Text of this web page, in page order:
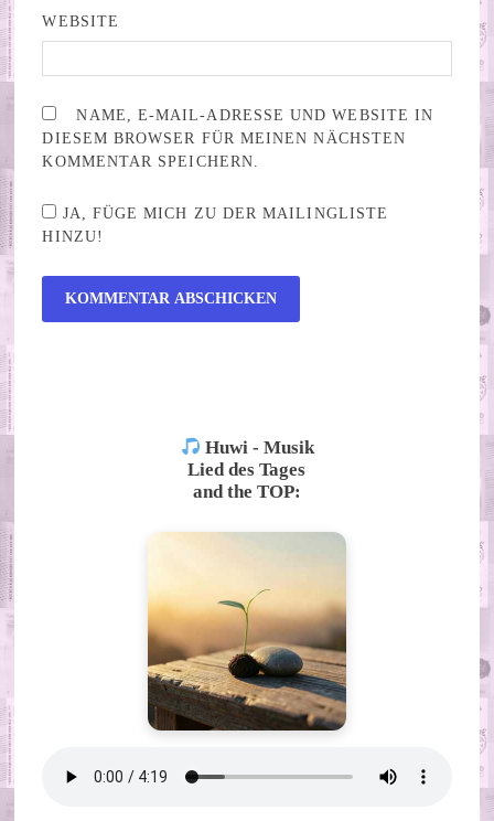
WEBSITE
NAME, E-MAIL-ADRESSE UND WEBSITE IN
DIESEM BROWSER FÜR MEINEN NÄCHSTEN
KOMMENTAR SPEICHERN.
JA, FÜGE MICH ZU DER MAILINGLISTE
HINZU!
Huwi - Musik
Lied des Tages
and the TOP: